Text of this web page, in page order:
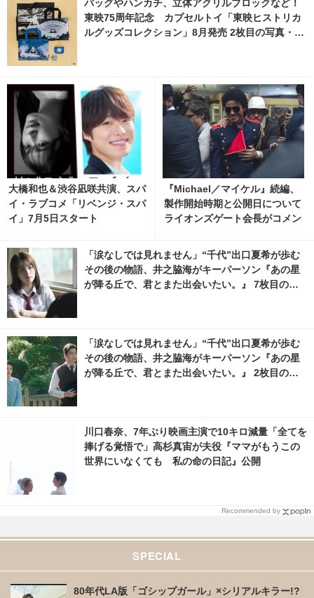
バッグやハンカチ、立体アクリルブロックなど！
東映75周年記念 カプセルトイ「東映ヒストリカ
ルグッズコレクション」8月発売 2枚目の写真・画
大橋和也＆渋谷凪咲共演、スパ
イ・ラブコメ「リベンジ・スパ
イ」7月5日スタート
『Michael／マイケル』続編、
製作開始時期と公開日について
ライオンズゲート会長がコメン
「涙なしでは見れません」“千代”出口夏希が歩む
その後の物語、井之脇海がキーパーソン『あの星
が降る丘で、君とまた出会いたい。』 7枚目の写
「涙なしでは見れません」“千代”出口夏希が歩む
その後の物語、井之脇海がキーパーソン『あの星
が降る丘で、君とまた出会いたい。』 2枚目の写
川口春奈、7年ぶり映画主演で10キロ減量「全てを
捧げる覚悟で」高杉真宙が夫役『ママがもうこの
世界にいなくても 私の命の日記』公開
Recommended by
SPECIAL
80年代LA版「ゴシップガール」×シリアルキラー!?